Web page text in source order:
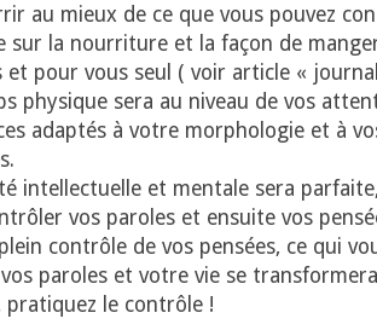
au mieux de ce que vous pouvez
sur la nourriture et la façon de
et pour vous seul ( voir article «
physique sera au niveau de vos
adaptés à votre morphologie et à
intellectuelle et mentale sera
vos paroles et ensuite vos
contrôle de vos pensées, ce qui
paroles et votre vie se
pratiquez le contrôle !